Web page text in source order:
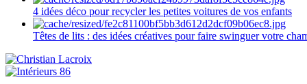
4 idées déco pour recycler les petites voitures de vos enfants
Têtes de lits : des idées créatives pour faire swinguer votre